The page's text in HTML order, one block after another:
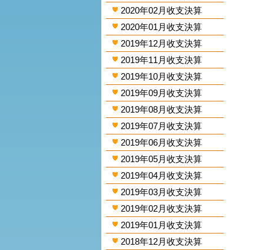
2020年02月收支決算
2020年01月收支決算
2019年12月收支決算
2019年11月收支決算
2019年10月收支決算
2019年09月收支決算
2019年08月收支決算
2019年07月收支決算
2019年06月收支決算
2019年05月收支決算
2019年04月收支決算
2019年03月收支決算
2019年02月收支決算
2019年01月收支決算
2018年12月收支決算